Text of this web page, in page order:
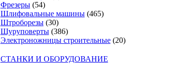
Фрезеры (54)
Шлифовальные машины (465)
Штроборезы (30)
Шуруповерты (386)
Электроножницы строительные (20)
СТАНКИ И ОБОРУДОВАНИЕ